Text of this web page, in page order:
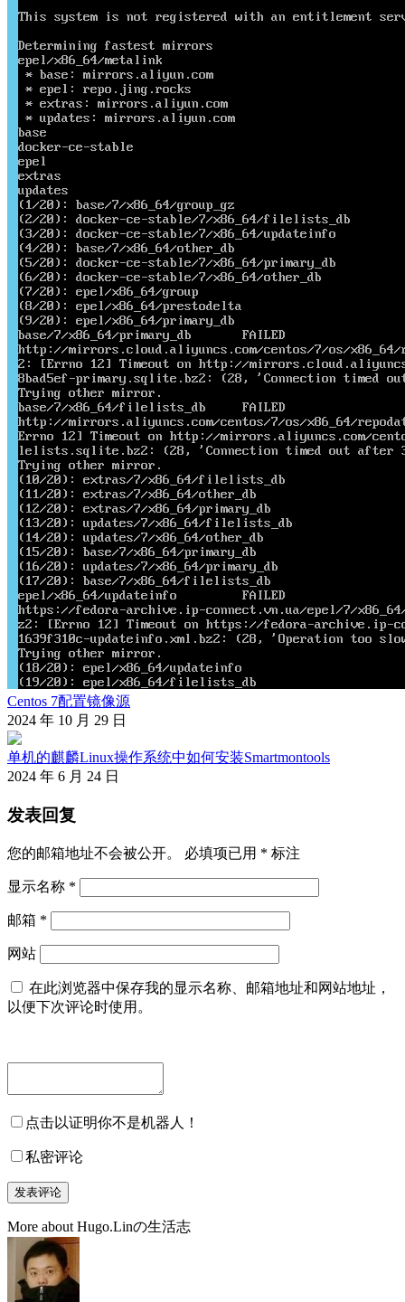
Centos 7配置镜像源
2024 年 10 月 29 日
单机的麒麟Linux操作系统中如何安装Smartmontools
2024 年 6 月 24 日
发表回复
您的邮箱地址不会被公开。 必填项已用 * 标注
显示名称 *
邮箱 *
网站
在此浏览器中保存我的显示名称、邮箱地址和网站地址，
以便下次评论时使用。
点击以证明你不是机器人！
私密评论
More about Hugo.Linの生活志